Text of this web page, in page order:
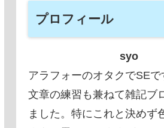
プロフィール
syo
アラフォーのオタクでSEで
文章の練習も兼ねて雑記ブ
ました。特にこれと決めず